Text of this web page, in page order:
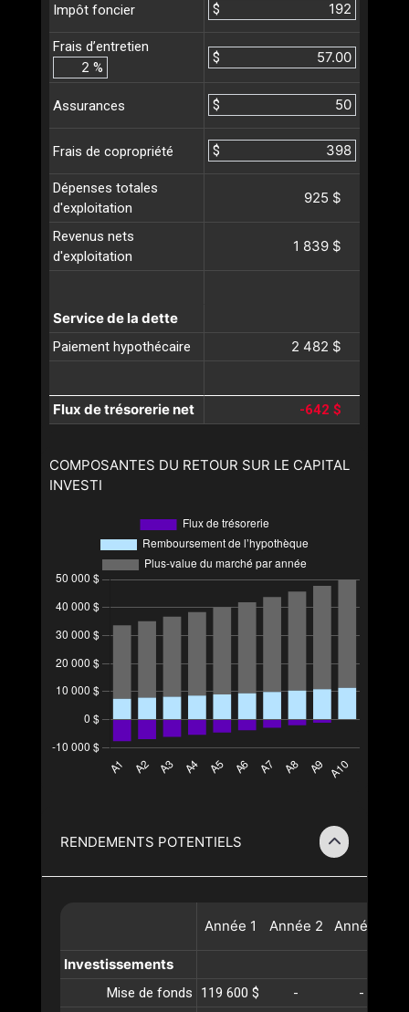
Impôt foncier $
Frais d’entretien
%
$
Assurances $
Frais de copropriété $
Dépenses totales
d'exploitation
925 $
Revenus nets
d'exploitation
1 839 $
Service de la dette
Paiement hypothécaire 2 482 $
Flux de trésorerie net -642 $
COMPOSANTES DU RETOUR SUR LE CAPITAL
INVESTI
RENDEMENTS POTENTIELS
Année 1 Année 2 Année
Investissements
Mise de fonds 119 600 $ -
-